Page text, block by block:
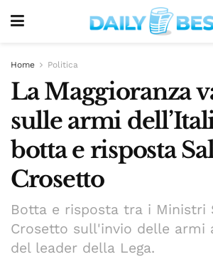
Home Politica
La Maggioranza
sulle armi
botta e risposta
Crosetto
Botta e risposta tra i Ministri
Crosetto sull'invio delle armi
del leader della Lega.